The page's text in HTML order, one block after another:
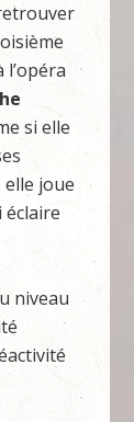
l’opéra
si elle
joue
éclaire
niveau